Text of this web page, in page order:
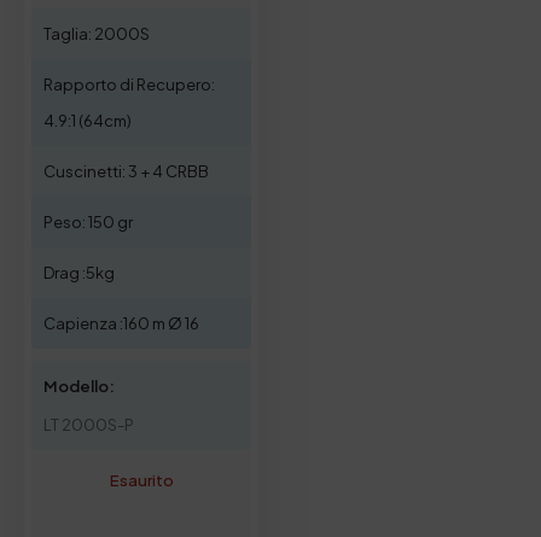
Taglia: 2000S
Rapporto di Recupero:
4.9:1 (64cm)
Cuscinetti: 3 + 4 CRBB
Peso: 150 gr
Drag :5kg
Capienza :160 m Ø 16
Modello:
LT 2000S-P
Esaurito